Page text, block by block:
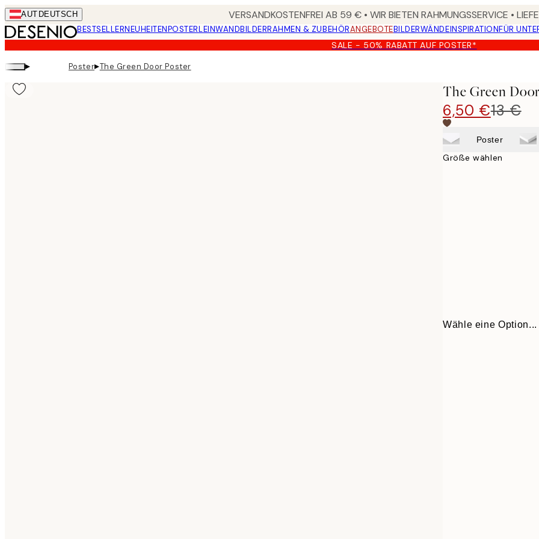
Skip
to
main
content.
AUT DEUTSCH VERSANDKOSTENFREI AB 59 € • WIR BIETEN RAHMUNGSSERVICE •
BESTSELLERNEUHEITENPOSTERLEINWANDBILDERRAHMEN & ZUBEHÖRANGEBOTEBILDERWÄNDEINSPIRATIONFÜR
SALE - 50% RABATT AUF POSTER*
▸ Poster▸The Green Door Poster
The Green
6,50 €13 €
Poster
Größe wählen
Wähle eine Option...